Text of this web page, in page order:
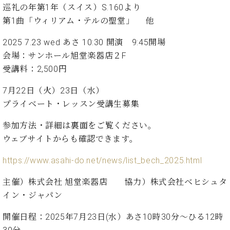
ン
コ
サ
ー
ト
C.
ベ
シ
ュ
イ
レ
ジ
ン
ジ
ャ
ン
の
り
組
み
ピ
ア
製
番
号
タ
イ
の
音
色
ベ
ヒ
ュ
タ
ン
弾
く
に
(お
知
せ・
メ
ィ
ア
情
報)
キ
ン
ー
ン
コ
正
規
ィ
ー
ラ
取
扱
舗・
ロ
ン・
律
で
オンライン試弾
メルマガ登録
趣
か
ら
格
的
学
方
ま
大
歓
ロ
グ
巡礼の年第1年（スイス）S.160より
第1曲「ウィリアム・テルの聖堂」 他
2025 7.23 wed あさ 10:30 開演 9:45開場
会場：サンホール旭堂楽器店２F
受講料：2,500円
7月22日（火）23日（水）
プライベート・レッスン受講生募集
参加方法・詳細は裏面をご覧ください。
ウェブサイトからも確認できます。
https://www.asahi-do.net/news/list_bech_2025.html
主催）株式会社 旭堂楽器店 協力）株式会社ベヒシュタ
イン・ジャパン
開催日程：2025年7月23日(水）あさ10時30分～ひる12時